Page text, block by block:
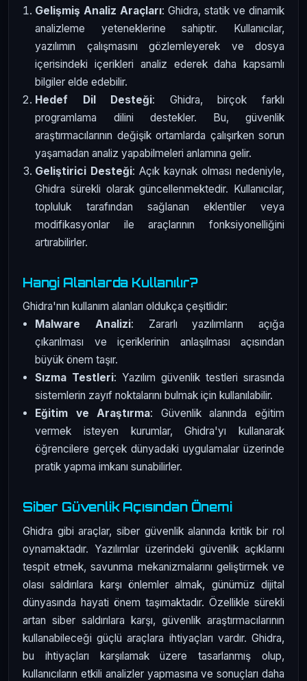
Gelişmiş Analiz Araçları: Ghidra, statik ve dinamik
analizleme yeteneklerine sahiptir. Kullanıcılar,
yazılımın çalışmasını gözlemleyerek ve dosya
içerisindeki içerikleri analiz ederek daha kapsamlı
bilgiler elde edebilir.
Hedef Dil Desteği: Ghidra, birçok farklı
programlama dilini destekler. Bu, güvenlik
araştırmacılarının değişik ortamlarda çalışırken sorun
yaşamadan analiz yapabilmeleri anlamına gelir.
Geliştirici Desteği: Açık kaynak olması nedeniyle,
Ghidra sürekli olarak güncellenmektedir. Kullanıcılar,
topluluk tarafından sağlanan eklentiler veya
modifikasyonlar ile araçlarının fonksiyonelliğini
artırabilirler.
Hangi Alanlarda Kullanılır?
Ghidra'nın kullanım alanları oldukça çeşitlidir:
Malware Analizi: Zararlı yazılımların açığa
çıkarılması ve içeriklerinin anlaşılması açısından
büyük önem taşır.
Sızma Testleri: Yazılım güvenlik testleri sırasında
sistemlerin zayıf noktalarını bulmak için kullanılabilir.
Eğitim ve Araştırma: Güvenlik alanında eğitim
vermek isteyen kurumlar, Ghidra'yı kullanarak
öğrencilere gerçek dünyadaki uygulamalar üzerinde
pratik yapma imkanı sunabilirler.
Siber Güvenlik Açısından Önemi
Ghidra gibi araçlar, siber güvenlik alanında kritik bir rol
oynamaktadır. Yazılımlar üzerindeki güvenlik açıklarını
tespit etmek, savunma mekanizmalarını geliştirmek ve
olası saldırılara karşı önlemler almak, günümüz dijital
dünyasında hayati önem taşımaktadır. Özellikle sürekli
artan siber saldırılara karşı, güvenlik araştırmacılarının
kullanabileceği güçlü araçlara ihtiyaçları vardır. Ghidra,
bu ihtiyaçları karşılamak üzere tasarlanmış olup,
kullanıcıların etkili analizler yapmasına ve sonuçları daha